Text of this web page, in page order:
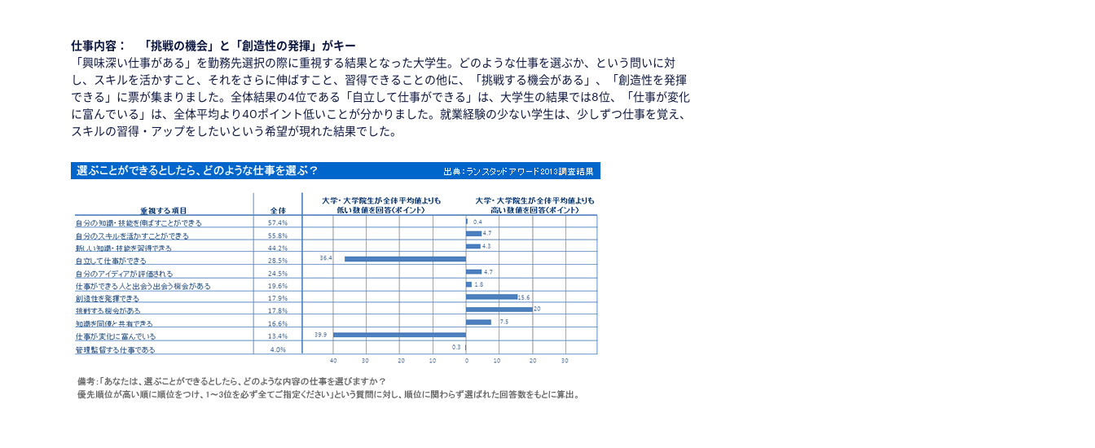
仕事内容： 「挑戦の機会」と「創造性の発揮」がキー
「興味深い仕事がある」を勤務先選択の際に重視する結果となった大学生。どのような仕事を選ぶか、という問いに対
し、スキルを活かすこと、それをさらに伸ばすこと、習得できることの他に、「挑戦する機会がある」、「創造性を発揮
できる」に票が集まりました。全体結果の4位である「自立して仕事ができる」は、大学生の結果では8位、「仕事が変化
に富んでいる」は、全体平均より40ポイント低いことが分かりました。就業経験の少ない学生は、少しずつ仕事を覚え、
スキルの習得・アップをしたいという希望が現れた結果でした。